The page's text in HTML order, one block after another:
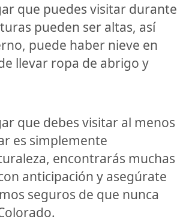
que puedes visitar durante
pueden ser altas, así
puede haber nieve en
llevar ropa de abrigo y
que debes visitar al menos
es simplemente
encontrarás muchas
anticipación y asegúrate
seguros de que nunca